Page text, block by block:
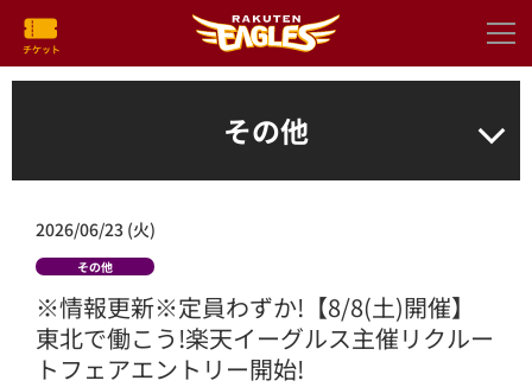
その他
2026/06/23 (火)
その他
※情報更新※定員わずか!【8/8(土)開催】
東北で働こう!楽天イーグルス主催リクルー
トフェアエントリー開始!